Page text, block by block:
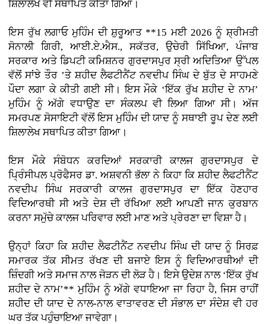
ਸ਼ਿਲਾਲੇਖ ਵੀ ਸਥਾਪਿਤ ਕੀਤਾ ਗਿਆ।
ਇਸ ਰੁੱਖ ਲਗਾਓ ਮੁਹਿੰਮ ਦੀ ਸ਼ੁਰੂਆਤ **15 ਮਈ 2026 ਨੂੰ ਸ਼੍ਰੀਮਤੀ
ਸੋਨਾਲੀ ਗਿਰੀ, ਆਈ.ਏ.ਐਸ., ਸਕੱਤਰ, ਉਚੇਰੀ ਸਿੱਖਿਆ, ਪੰਜਾਬ
ਸਰਕਾਰ ਅਤੇ ਡਿਪਟੀ ਕਮਿਸ਼ਨਰ ਗੁਰਦਾਸਪੁਰ ਸ੍ਰੀ ਅਦਿਤਿਆ ਉੱਪਲ
ਵੱਲੋਂ ਸਾਂਝੇ ਤੌਰ ’ਤੇ ਸ਼ਹੀਦ ਲੈਫਟੀਨੈਂਟ ਨਵਦੀਪ ਸਿੰਘ ਦੇ ਬੁੱਤ ਦੇ ਸਾਹਮਣੇ
ਪੌਦਾ ਲਗਾ ਕੇ ਕੀਤੀ ਗਈ ਸੀ। ਇਸ ਮੌਕੇ ‘ਇੱਕ ਰੁੱਖ ਸ਼ਹੀਦ ਦੇ ਨਾਮ’
ਮੁਹਿੰਮ ਨੂੰ ਅੱਗੇ ਵਧਾਉਣ ਦਾ ਸੰਕਲਪ ਵੀ ਲਿਆ ਗਿਆ ਸੀ। ਅੱਜ
ਸਮਰਪਣ ਸੋਸਾਇਟੀ ਵੱਲੋਂ ਇਸ ਮੁਹਿੰਮ ਦੀ ਯਾਦ ਨੂੰ ਸਥਾਈ ਰੂਪ ਦੇਣ ਲਈ
ਸ਼ਿਲਾਲੇਖ ਸਥਾਪਿਤ ਕੀਤਾ ਗਿਆ।
ਇਸ ਮੌਕੇ ਸੰਬੋਧਨ ਕਰਦਿਆਂ ਸਰਕਾਰੀ ਕਾਲਜ ਗੁਰਦਾਸਪੁਰ ਦੇ
ਪ੍ਰਿੰਸੀਪਲ ਪ੍ਰੋਫੈਸਰ ਡਾ. ਅਸ਼ਵਨੀ ਭੱਲਾ ਨੇ ਕਿਹਾ ਕਿ ਸ਼ਹੀਦ ਲੈਫਟੀਨੈਂਟ
ਨਵਦੀਪ ਸਿੰਘ ਸਰਕਾਰੀ ਕਾਲਜ ਗੁਰਦਾਸਪੁਰ ਦਾ ਇੱਕ ਹੋਣਹਾਰ
ਵਿਦਿਆਰਥੀ ਸੀ ਅਤੇ ਦੇਸ਼ ਦੀ ਰੱਖਿਆ ਲਈ ਆਪਣੀ ਜਾਨ ਕੁਰਬਾਨ
ਕਰਨਾ ਸਮੁੱਚੇ ਕਾਲਜ ਪਰਿਵਾਰ ਲਈ ਮਾਣ ਅਤੇ ਪ੍ਰੇਰਣਾ ਦਾ ਵਿਸ਼ਾ ਹੈ।
ਉਨ੍ਹਾਂ ਕਿਹਾ ਕਿ ਸ਼ਹੀਦ ਲੈਫਟੀਨੈਂਟ ਨਵਦੀਪ ਸਿੰਘ ਦੀ ਯਾਦ ਨੂੰ ਸਿਰਫ਼
ਸਮਾਰਕ ਤੱਕ ਸੀਮਤ ਰੱਖਣ ਦੀ ਬਜਾਏ ਇਸ ਨੂੰ ਵਿਦਿਆਰਥੀਆਂ ਦੀ
ਜ਼ਿੰਦਗੀ ਅਤੇ ਸਮਾਜ ਨਾਲ ਜੋੜਨ ਦੀ ਲੋੜ ਹੈ। ਇਸੇ ਉਦੇਸ਼ ਨਾਲ ‘ਇੱਕ ਰੁੱਖ
ਸ਼ਹੀਦ ਦੇ ਨਾਮ’** ਮੁਹਿੰਮ ਨੂੰ ਅੱਗੇ ਵਧਾਇਆ ਜਾ ਰਿਹਾ ਹੈ, ਜਿਸ ਰਾਹੀਂ
ਸ਼ਹੀਦ ਦੀ ਯਾਦ ਦੇ ਨਾਲ-ਨਾਲ ਵਾਤਾਵਰਣ ਦੀ ਸੰਭਾਲ ਦਾ ਸੰਦੇਸ਼ ਵੀ ਹਰ
ਘਰ ਤੱਕ ਪਹੁੰਚਾਇਆ ਜਾਵੇਗਾ।